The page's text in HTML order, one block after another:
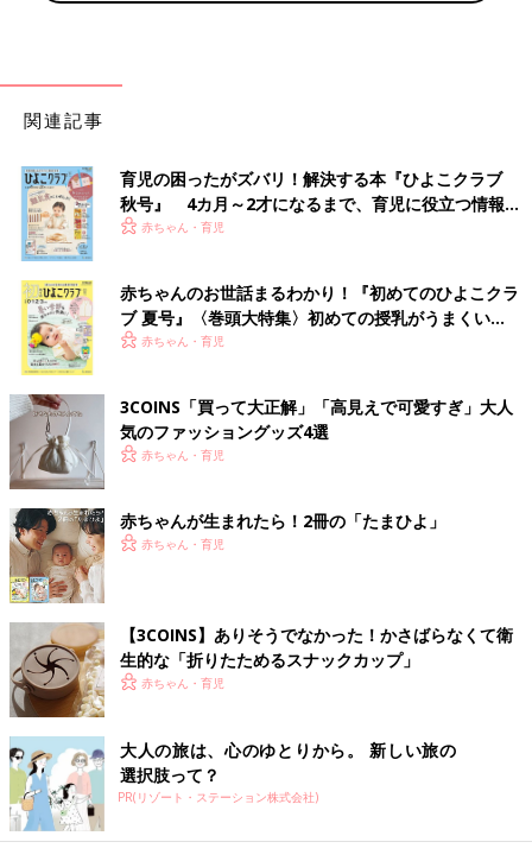
関連記事
育児の困ったがズバリ！解決する本『ひよこクラブ
秋号』 4カ月～2才になるまで、育児に役立つ情報が
いっぱい！
赤ちゃん・育児
赤ちゃんのお世話まるわかり！『初めてのひよこクラ
ブ 夏号』〈巻頭大特集〉初めての授乳がうまくい
く！ おっぱい・ミルクの基本と夏のトラブル 解決テ
赤ちゃん・育児
3COINS「買って大正解」「高見えで可愛すぎ」大人
気のファッショングッズ4選
赤ちゃん・育児
赤ちゃんが生まれたら！2冊の「たまひよ」
赤ちゃん・育児
【3COINS】ありそうでなかった！かさばらなくて衛
生的な「折りたためるスナックカップ」
赤ちゃん・育児
大人の旅は、心のゆとりから。 新しい旅の
選択肢って？
PR(リゾート・ステーション株式会社)